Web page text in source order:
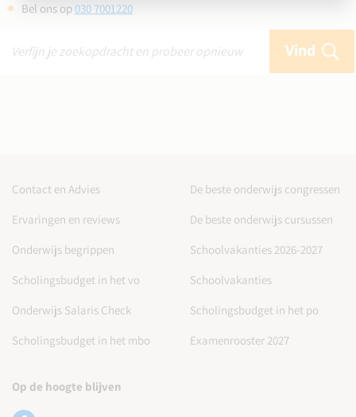
Bel ons op030 7001220
Vind
Contact en Advies
De beste onderwijs congressen
Ervaringen en reviews
De beste onderwijs cursussen
Onderwijs begrippen
Schoolvakanties 2026-2027
Scholingsbudget in het vo
Schoolvakanties
Onderwijs Salaris Check
Scholingsbudget in het po
Scholingsbudget in het mbo
Examenrooster 2027
Op de hoogte blijven